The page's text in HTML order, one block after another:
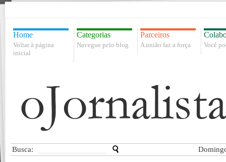
Home
Voltar à página
inicial
Categorias
Navegue pelo blog
Parceiros
A união faz a força Você
Busca: